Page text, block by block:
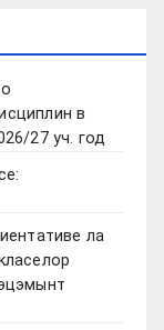
в
27 уч. год
ла